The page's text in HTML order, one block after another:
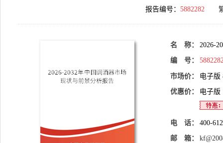
报告编号： 5882282
名 称： 2026-
编 号：
市场价： 电子版
优惠价： 电子版
电 话： 400-
邮 箱：